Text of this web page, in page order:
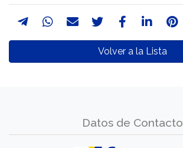
Volver a la Lista
Datos de Contacto